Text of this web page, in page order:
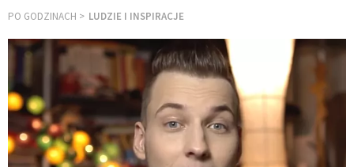
PO GODZINACH LUDZIE I INSPIRACJE